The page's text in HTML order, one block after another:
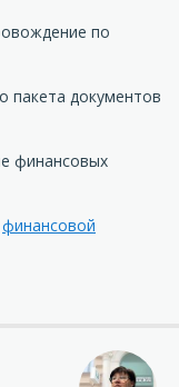
по
пакета документов
финансовых
финансовой